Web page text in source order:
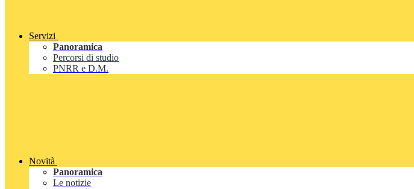
Servizi
Panoramica
Percorsi di studio
PNRR e D.M.
Novità
Panoramica
Le notizie